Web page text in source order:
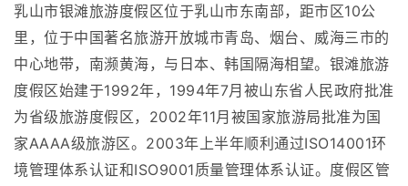
乳山市银滩旅游度假区位于乳山市东南部，距市区10公
里，位于中国著名旅游开放城市青岛、烟台、威海三市的
中心地带，南濒黄海，与日本、韩国隔海相望。银滩旅游
度假区始建于1992年，1994年7月被山东省人民政府批准
为省级旅游度假区，2002年11月被国家旅游局批准为国
家AAAA级旅游区。2003年上半年顺利通过ISO14001环
境管理体系认证和ISO9001质量管理体系认证。度假区管